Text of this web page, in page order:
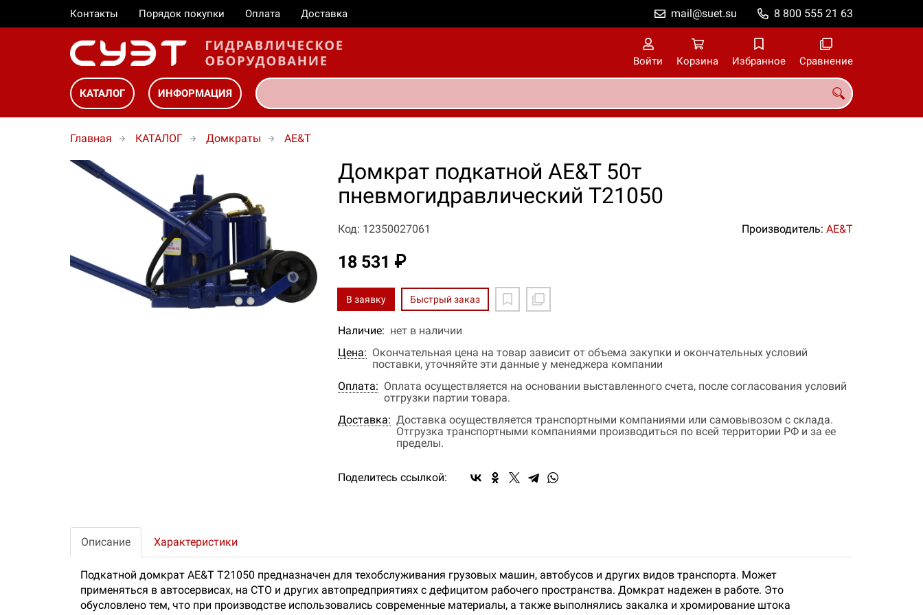
Контакты Порядок покупки Оплата Доставка 8 800 555 21 63
mail@suet.su
Войти Корзина Избранное Сравнение
КАТАЛОГ ИНФОРМАЦИЯ
Главная КАТАЛОГ Домкраты AE&T
Домкрат подкатной AE&T 50т
пневмогидравлический Т21050
Код: 12350027061 Производитель: AE&T
18 531 ₽
В заявку Быстрый заказ
Наличие: нет в наличии
Цена: Окончательная цена на товар зависит от объема закупки и окончательных условий
поставки, уточняйте эти данные у менеджера компании
Оплата: Оплата осуществляется на основании выставленного счета, после согласования условий
отгрузки партии товара.
Доставка: Доставка осуществляется транспортными компаниями или самовывозом с склада.
Отгрузка транспортными компаниями производиться по всей территории РФ и за ее
пределы.
Поделитесь ссылкой:
Описание Характеристики
Подкатной домкрат AE&T T21050 предназначен для техобслуживания грузовых машин, автобусов и других видов транспорта. Может
применяться в автосервисах, на СТО и других автопредприятиях с дефицитом рабочего пространства. Домкрат надежен в работе. Это
обусловлено тем, что при производстве использовались современные материалы, а также выполнялись закалка и хромирование штока